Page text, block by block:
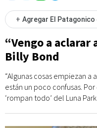
+ Agregar El Patagonico
“Vengo a aclarar
Billy Bond
“Algunas cosas empiezan
están un poco confusas.
‘rompan todo’ del Luna